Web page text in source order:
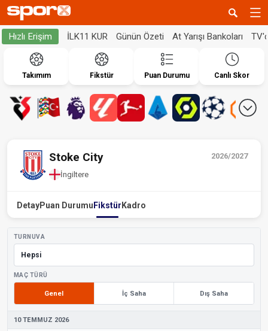
Hızlı Erişim İLK11 KUR Günün Özeti At Yarışı Bankoları
Takımım Fikstür Puan Durumu Canlı Skor
2026/2027
Stoke City
İngiltere
DetayPuan Durumu Fikstür Kadro
TURNUVA
MAÇ TÜRÜ
Genel İç Saha Dış Saha
10 TEMMUZ 2026